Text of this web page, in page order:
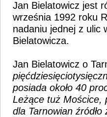
Jan Bielatowicz jest
września 1992 roku
nadaniu jednej z ulic
Bielatowicza.
Jan Bielatowicz o
posiada około 40
Leżące tuż Mościce,
dla Tarnowian